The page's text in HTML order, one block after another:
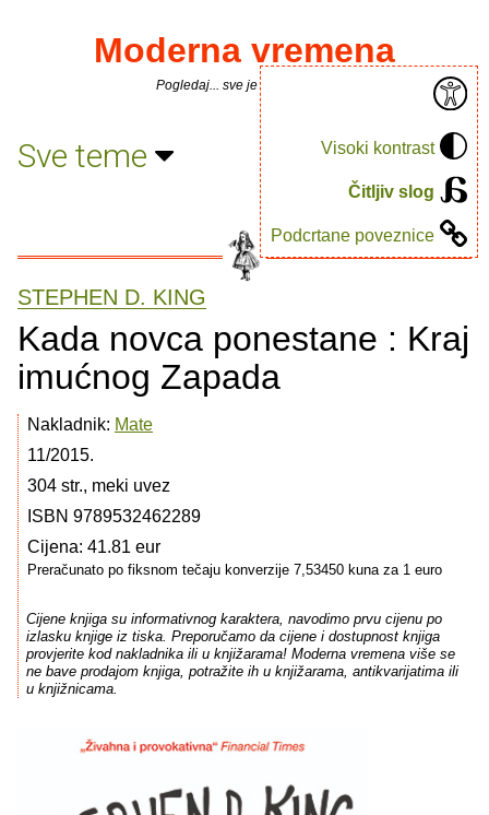
Visoki kontrast
Čitljiv slog
Podcrtane poveznice
Moderna vremena
Pogledaj... sve je puno knjiga.
Sve teme
STEPHEN D. KING
Kada novca ponestane : Kraj
imućnog Zapada
Nakladnik: Mate
11/2015.
304 str., meki uvez
ISBN 9789532462289
Cijena: 41.81 eur
Preračunato po fiksnom tečaju konverzije 7,53450 kuna za 1 euro
Cijene knjiga su informativnog karaktera, navodimo prvu cijenu po
izlasku knjige iz tiska. Preporučamo da cijene i dostupnost knjiga
provjerite kod nakladnika ili u knjižarama! Moderna vremena više se
ne bave prodajom knjiga, potražite ih u knjižarama, antikvarijatima ili
u knjižnicama.